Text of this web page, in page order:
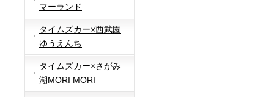
マーランド
タイムズカー×西武園
ゆうえんち
タイムズカー×さがみ
湖MORI MORI